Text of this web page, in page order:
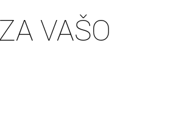
VAŠO